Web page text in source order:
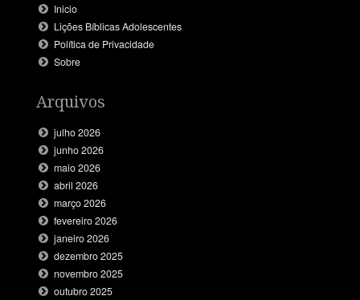
Inicio
Lições Bíblicas Adolescentes
Política de Privacidade
Sobre
Arquivos
julho 2026
junho 2026
maio 2026
abril 2026
março 2026
fevereiro 2026
janeiro 2026
dezembro 2025
novembro 2025
outubro 2025